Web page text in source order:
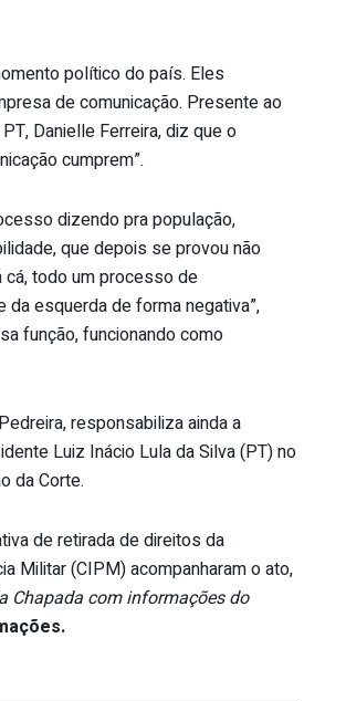
político do país. Eles
de comunicação. Presente ao
Danielle Ferreira, diz que o
cumprem”.
dizendo pra população,
que depois se provou não
todo um processo de
esquerda de forma negativa”,
função, funcionando como
responsabiliza ainda a
Luiz Inácio Lula da Silva (PT) no
da Corte.
de retirada de direitos da
Militar (CIPM) acompanharam o ato,
Chapada com informações do